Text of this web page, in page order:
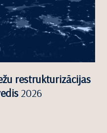
restrukturizācijas
2026